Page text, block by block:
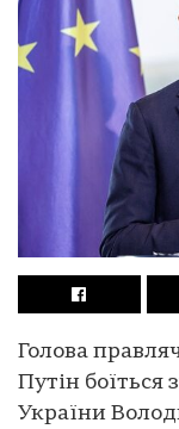
Голова
Путін боїться
України